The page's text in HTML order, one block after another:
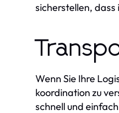
sicherstellen,
Wenn Sie Ihre
koordination zu
schnell und